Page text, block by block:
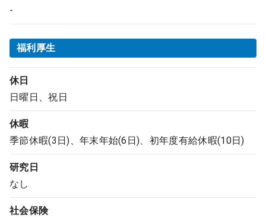
-
福利厚生
休日
日曜日、祝日
休暇
季節休暇(3日)、年末年始(6日)、初年度有給休暇(10日)
研究日
なし
社会保険